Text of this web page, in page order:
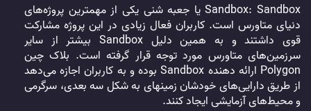
Sandbox: Sandbox یا جعبه شنی یکی از مهمترین پروژه‌های
دنیای متاورس است. کاربران فعال زیادی در این پروژه مشارکت
قوی داشتند و به همین دلیل Sandbox بیشتر از سایر
سرزمین‌های متاورس مورد توجه قرار گرفته است. بلاک چین
Polygon ارائه دهنده Sandbox بوده و به کاربران اجازه می‌دهد
از طریق دارایی‌های خودشان زمینهای به شکل سه بعدی، سرگرمی
‌و محیط‌های آزمایشی ایجاد کنند.